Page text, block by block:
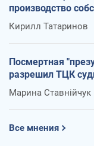
производство
Кирилл Татаринов
Посмертная
разрешил ТЦК
Марина Ставнійчук
Все мнения